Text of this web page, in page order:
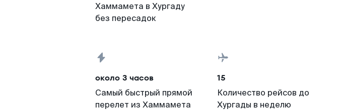
Хаммамета в Хургаду
без пересадок
около 3 часов
Самый быстрый прямой
перелет из Хаммамета
15
Количество рейсов до
Хургады в неделю